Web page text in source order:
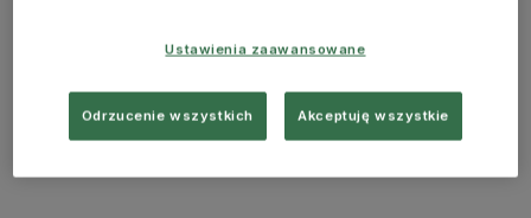
Ustawienia zaawansowane
Odrzucenie wszystkich Akceptuję wszystkie